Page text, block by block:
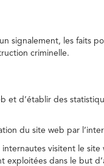
signalement, les faits
criminelle.
et d’établir des
du site web par
visitent le
exploitées dans le but